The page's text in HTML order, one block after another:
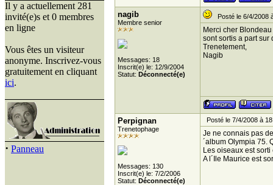
Il y a actuellement 281
invité(e)s et 0 membres
en ligne
Vous êtes un visiteur
anonyme. Inscrivez-vous
gratuitement en cliquant
ici.
· Panneau
nagib
Membre senior
Messages: 18
Inscrit(e) le: 12/9/2004
Statut: Déconnecté(e)
Posté le 6/4/2008
Merci cher
sont sortis a part sur
Trenetement,
Nagib
Perpignan
Trenetophage
Messages: 130
Inscrit(e) le: 7/2/2006
Statut: Déconnecté(e)
Posté le 7/4/2008 à
Je ne connais pas
´album Olympia 75.
Les oiseaux est sorti
A l´Ile Maurice est